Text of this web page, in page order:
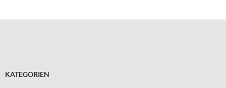
KATEGORIEN